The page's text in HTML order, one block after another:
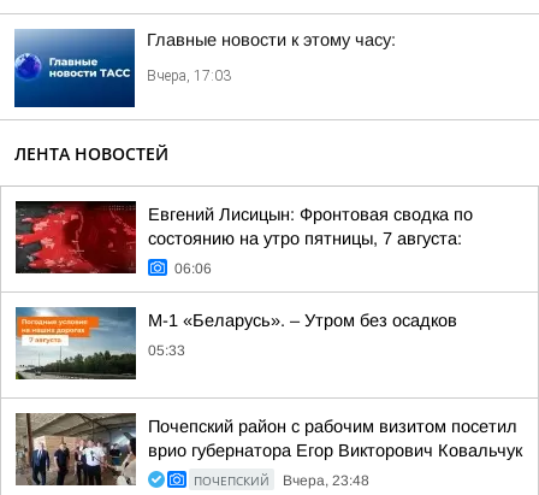
Главные новости к этому часу:
Вчера, 17:03
ЛЕНТА НОВОСТЕЙ
Евгений Лисицын: Фронтовая сводка по
состоянию на утро пятницы, 7 августа:
06:06
М-1 «Беларусь». – Утром без осадков
05:33
Почепский район с рабочим визитом посетил
врио губернатора Егор Викторович Ковальчук
ПОЧЕПСКИЙ Вчера, 23:48